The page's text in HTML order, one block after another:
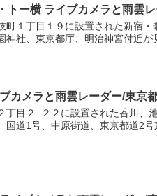
トー横 ライブカメラと雨雲
町１丁目１９に設置された新宿
神社、東京都庁、明治神宮付近
カメラと雨雲レーダー/東京
丁目２−２２に設置された呑川、
国道1号、中原街道、東京都道2